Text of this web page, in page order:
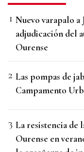
Nuevo varapalo a
adjudicación del
Ourense
Las pompas de
Campamento
La resistencia de
Ourense en